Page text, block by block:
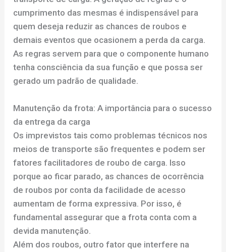
cumprimento das mesmas é indispensável para
quem deseja reduzir as chances de roubos e
demais eventos que ocasionem a perda da carga.
As regras servem para que o componente humano
tenha consciência da sua função e que possa ser
gerado um padrão de qualidade.
Manutenção da frota: A importância para o sucesso
da entrega da carga
Os imprevistos tais como problemas técnicos nos
meios de transporte são frequentes e podem ser
fatores facilitadores de roubo de carga. Isso
porque ao ficar parado, as chances de ocorrência
de roubos por conta da facilidade de acesso
aumentam de forma expressiva. Por isso, é
fundamental assegurar que a frota conta com a
devida manutenção.
Além dos roubos, outro fator que interfere na